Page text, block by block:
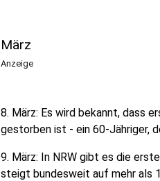
März
Anzeige
8. März: Es wird bekannt, dass
gestorben ist - ein 60-Jähriger,
9. März: In NRW gibt es die
steigt bundesweit auf mehr als